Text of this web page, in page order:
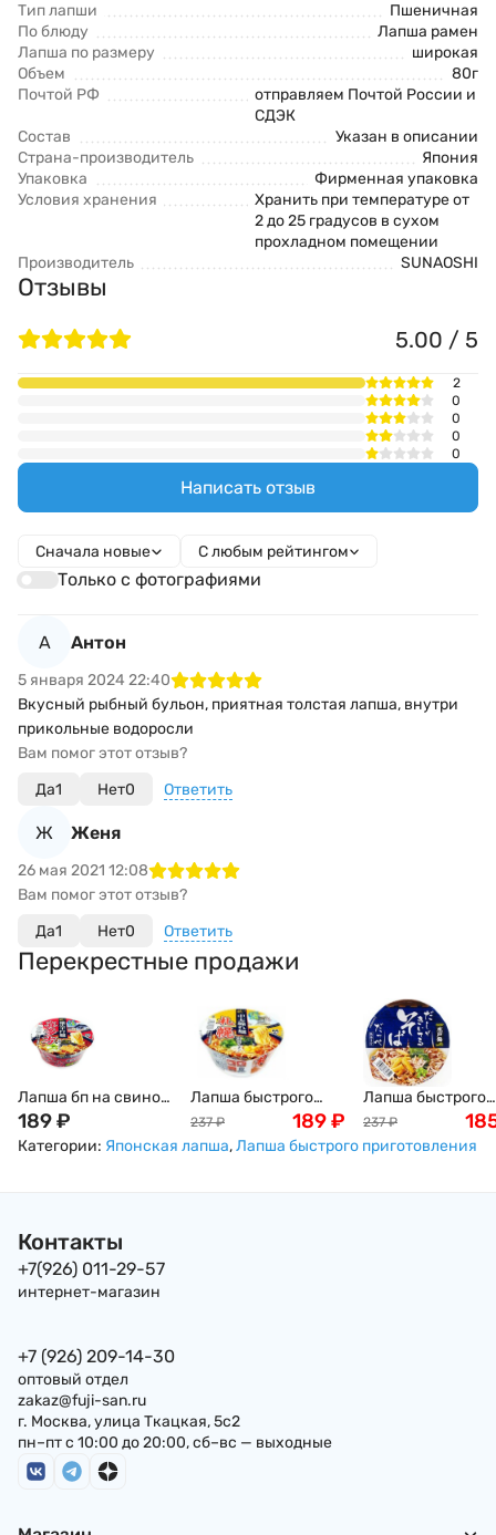
Тип лапши
Пшеничная
По блюду
Лапша рамен
Лапша по размеру
широкая
Объем
80г
Почтой РФ
отправляем Почтой России и
СДЭК
Состав
Указан в описании
Страна-производитель
Япония
Упаковка
Фирменная упаковка
Условия хранения
Хранить при температуре от
2 до 25 градусов в сухом
прохладном помещении
Производитель
SUNAOSHI
Отзывы
5.00 / 5
2
0
0
0
0
Написать отзыв
Сначала новые С любым рейтингом
Только с фотографиями
А Антон
5 января 2024 22:40
Вкусный рыбный бульон, приятная толстая лапша, внутри
прикольные водоросли
Вам помог этот отзыв?
Да1 Нет0 Ответить
Ж Женя
26 мая 2021 12:08
Вам помог этот отзыв?
Да1 Нет0 Ответить
Перекрестные продажи
Лапша бп на свином
бульоне Китаката
тонкацу рамен
SUNAOSHI , 106,
189₽
Лапша быстрого
приготовления
SUNAOSHI Саппоро
237 ₽ 189₽
Лапша быстрого
приготовления
SUNAOSHI Соба c
тунцом Бонито,
237 ₽
Категории: Японская лапша,Лапша быстрого приготовления
Контакты
+7(926) 011-29-57
интернет-магазин
+7 (926) 209-14-30
оптовый отдел
zakaz@fuji-san.ru
г. Москва, улица Ткацкая, 5с2
пн–пт с 10:00 до 20:00, сб–вс — выходные